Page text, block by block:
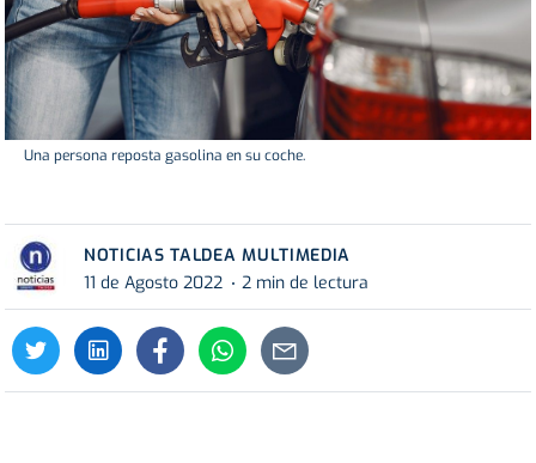
Una persona reposta gasolina en su coche.
NOTICIAS TALDEA MULTIMEDIA
11 de Agosto 2022
2 min de lectura